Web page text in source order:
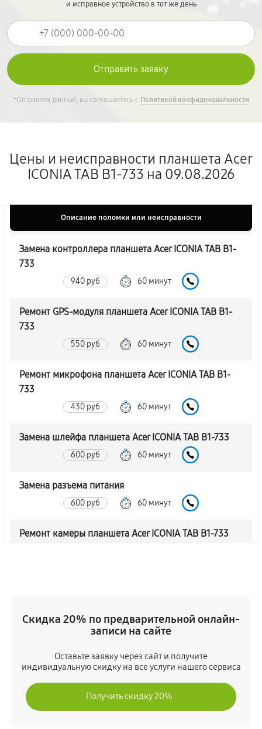
и исправное устройство в тот же день
*Отправляя данные, вы соглашаетесь с Политикой конфиденциальности
Цены и неисправности планшета Acer
ICONIA TAB B1-733 на 09.08.2026
Описание поломки или неисправности
Замена контроллера планшета Acer ICONIA TAB B1-
733
940 руб 60 минут
Ремонт GPS-модуля планшета Acer ICONIA TAB B1-
733
550 руб 60 минут
Ремонт микрофона планшета Acer ICONIA TAB B1-
733
430 руб 60 минут
Замена шлейфа планшета Acer ICONIA TAB B1-733
600 руб 60 минут
Замена разъема питания
600 руб 60 минут
Ремонт камеры планшета Acer ICONIA TAB B1-733
Замена стекла планшета Acer ICONIA TAB B1-733
430 руб 60 минут
Скидка 20% по предварительной онлайн-
записи на сайте
Оставьте заявку через сайт и получите
индивидуальную скидку на все услуги нашего сервиса
Получить скидку 20%